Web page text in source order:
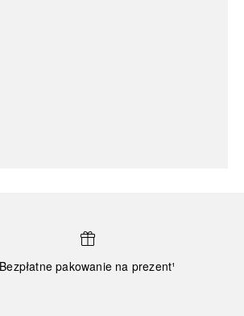
Bezpłatne pakowanie na prezent¹